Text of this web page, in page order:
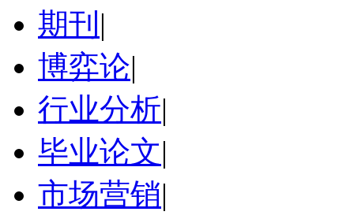
期刊 |
博弈论|
行业分析|
毕业论文|
市场营销|